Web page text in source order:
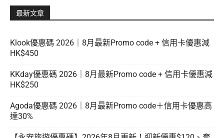
最新文章
Klook優惠碼 2026｜8月最新Promo code + 信用卡優惠減
HK$450
KKday優惠碼 2026｜8月最新Promo code + 信用卡優惠減
HK$250
Agoda優惠碼 2026｜8月最新Promo code＋信用卡優惠高
達30%